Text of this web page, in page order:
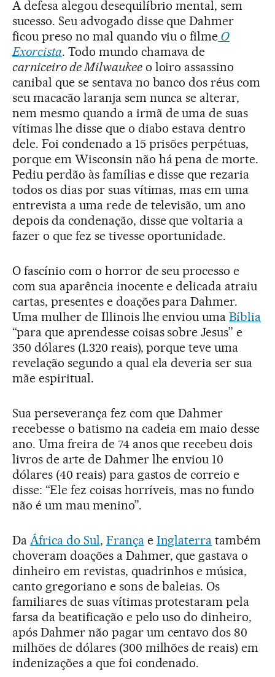
A defesa alegou desequilíbrio mental, sem
sucesso. Seu advogado disse que Dahmer
ficou preso no mal quando viu o filme O
Exorcista. Todo mundo chamava de
carniceiro de Milwaukeeo loiro assassino
canibal que se sentava no banco dos réus com
seu macacão laranja sem nunca se alterar,
nem mesmo quando a irmã de uma de suas
vítimas lhe disse que o diabo estava dentro
dele. Foi condenado a 15 prisões perpétuas,
porque em Wisconsin não há pena de morte.
Pediu perdão às famílias e disse que rezaria
todos os dias por suas vítimas, mas em uma
entrevista a uma rede de televisão, um ano
depois da condenação, disse que voltaria a
fazer o que fez se tivesse oportunidade.
O fascínio com o horror de seu processo e
com sua aparência inocente e delicada atraiu
cartas, presentes e doações para Dahmer.
Uma mulher de Illinois lhe enviou umaBíblia
“para que aprendesse coisas sobre Jesus” e
350 dólares (1.320 reais), porque teve uma
revelação segundo a qual ela deveria ser sua
mãe espiritual.
Sua perseverança fez com que Dahmer
recebesse o batismo na cadeia em maio desse
ano. Uma freira de 74 anos que recebeu dois
livros de arte de Dahmer lhe enviou 10
dólares (40 reais) para gastos de correio e
disse: “Ele fez coisas horríveis, mas no fundo
não é um mau menino”.
Da África do Sul, Françae Inglaterra também
choveram doações a Dahmer, que gastava o
dinheiro em revistas, quadrinhos e música,
canto gregoriano e sons de baleias. Os
familiares de suas vítimas protestaram pela
farsa da beatificação e pelo uso do dinheiro,
após Dahmer não pagar um centavo dos 80
milhões de dólares (300 milhões de reais) em
indenizações a que foi condenado.